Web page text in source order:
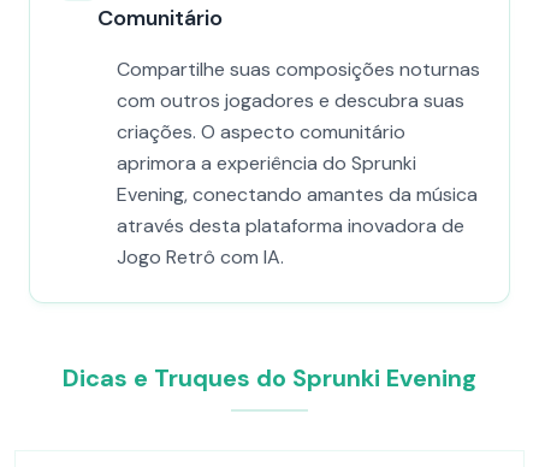
Comunitário
Compartilhe suas composições noturnas
com outros jogadores e descubra suas
criações. O aspecto comunitário
aprimora a experiência do Sprunki
Evening, conectando amantes da música
através desta plataforma inovadora de
Jogo Retrô com IA.
Dicas e Truques do Sprunki Evening